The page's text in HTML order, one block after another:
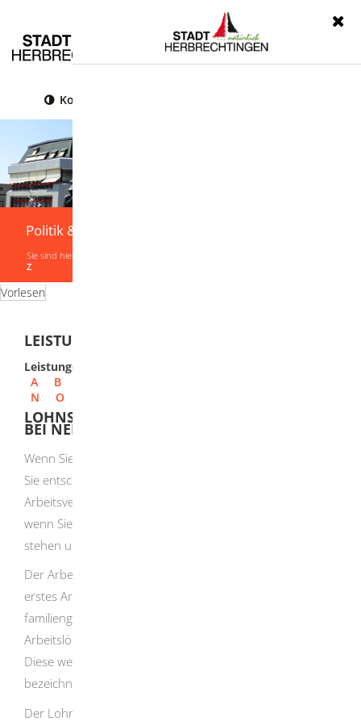
Kontrast
Politik & Verwaltung
Sie sind hier:
Z
Vorlesen
LEISTUNGEN VON A-Z
Leistungen
A
B
N
O
LOHNSTEUERABZUGSMERKMALE (ELSTAM)
BEI NEBENVERDIENST ANGEBEN
Wenn Sie einzweites Arbeitsverhältnis beginnen, müssen
Sie entscheiden, welches Sie als Ihr erstes
Arbeitsverhältnis bezeichnen möchten. Das gleiche gilt,
wenn Sie bereits in zwei oder mehr Arbeitsverhältnissen
stehen und ein weiteres hinzukommt.
Der Arbeitslohn aus dem Arbeitsverhältnis, das Sie als Ihr
erstes Arbeitsverhältnis benennen, wird nach der
familiengerechten Steuerklasse besteuert
Arbeitslöhne werden nach Steuerklasse VI besteuert.
Diese werden auch als weitere Arbeitsverhältnisse
bezeichnet.
Der Lohnsteuerabzug nach der Steuerklasse VI sollte